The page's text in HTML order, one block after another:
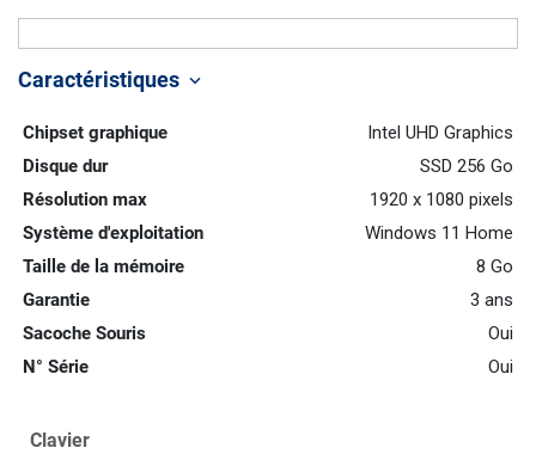
Caractéristiques keyboard_arrow_down
Chipset graphique
Intel UHD Graphics
Disque dur
SSD 256 Go
Résolution max
1920 x 1080 pixels
Système d'exploitation
Windows 11 Home
Taille de la mémoire
8 Go
Garantie
3 ans
Sacoche Souris
Oui
N° Série
Oui
Clavier